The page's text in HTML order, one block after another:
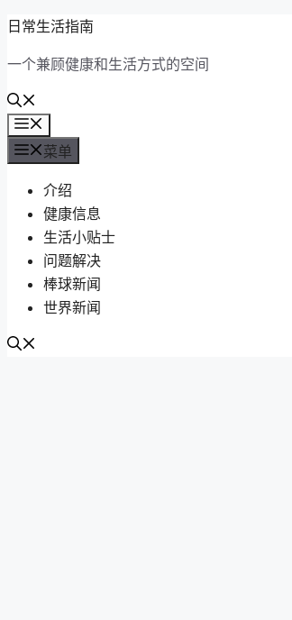
跳
容
日常生活指南
一个兼顾健康和生活方式的空间
单
菜单
介绍
健康信息
生活小贴士
问题解决
棒球新闻
世界新闻